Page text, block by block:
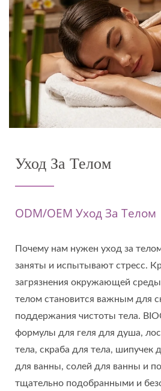
Уход За Телом
ODM/OEM Уход За Телом
Почему нам нужен уход за
заняты и испытывают стресс.
загрязнения окружающей
телом становится важным для
поддержания чистоты тела.
формулы для геля для душа,
тела, скраба для тела, шипучек
для ванны, солей для ванны и
тщательно подобранными и